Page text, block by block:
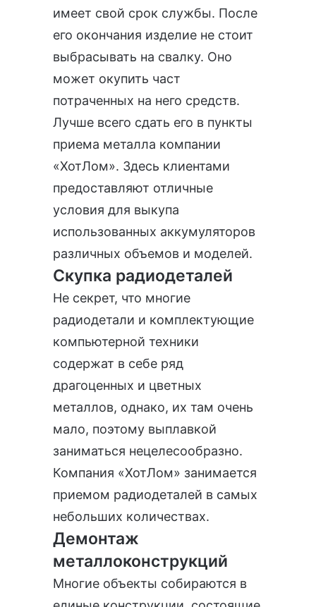
имеет свой срок службы. После
его окончания изделие не стоит
выбрасывать на свалку. Оно
может окупить част
потраченных на него средств.
Лучше всего сдать его в пункты
приема металла компании
«ХотЛом». Здесь клиентами
предоставляют отличные
условия для выкупа
использованных аккумуляторов
различных объемов и моделей.
Скупка радиодеталей
Не секрет, что многие
радиодетали и комплектующие
компьютерной техники
содержат в себе ряд
драгоценных и цветных
металлов, однако, их там очень
мало, поэтому выплавкой
заниматься нецелесообразно.
Компания «ХотЛом» занимается
приемом радиодеталей в самых
небольших количествах.
Демонтаж
металлоконструкций
Многие объекты собираются в